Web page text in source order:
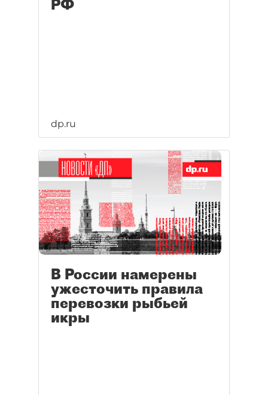
РФ
dp.ru
В России намерены
ужесточить правила
перевозки рыбьей
икры